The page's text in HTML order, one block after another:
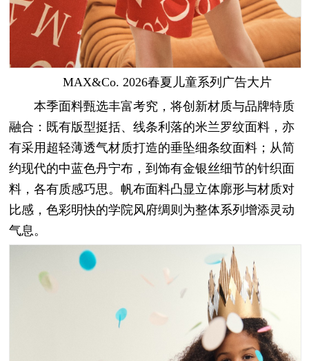
MAX&Co. 2026春夏儿童系列广告大片
本季面料甄选丰富考究，将创新材质与品牌特质
融合：既有版型挺括、线条利落的米兰罗纹面料，亦
有采用超轻薄透气材质打造的垂坠细条纹面料；从简
约现代的中蓝色丹宁布，到饰有金银丝细节的针织面
料，各有质感巧思。帆布面料凸显立体廓形与材质对
比感，色彩明快的学院风府绸则为整体系列增添灵动
气息。